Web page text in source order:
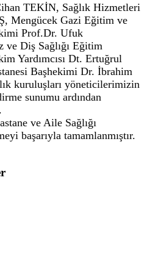
TEKİN, Sağlık Hizmetleri
Mengücek Gazi Eğitim ve
Prof.Dr. Ufuk
Diş Sağlığı Eğitim
Yardımcısı Dt. Ertuğrul
Başhekimi Dr. İbrahim
kuruluşları yöneticilerimizin
sunumu ardından
ve Aile Sağlığı
başarıyla tamamlanmıştır.